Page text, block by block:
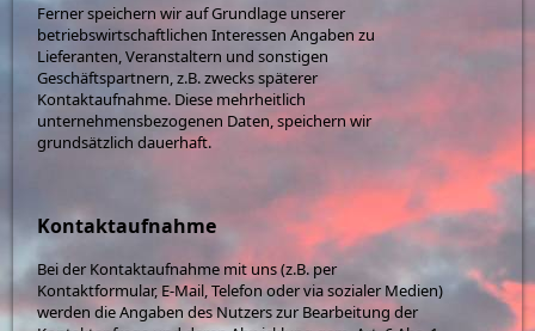
Ferner speichern wir auf Grundlage unserer
betriebswirtschaftlichen Interessen Angaben zu
Lieferanten, Veranstaltern und sonstigen
Geschäftspartnern, z.B. zwecks späterer
Kontaktaufnahme. Diese mehrheitlich
unternehmensbezogenen Daten, speichern wir
grundsätzlich dauerhaft.
Kontaktaufnahme
Bei der Kontaktaufnahme mit uns (z.B. per
Kontaktformular, E-Mail, Telefon oder via sozialer Medien)
werden die Angaben des Nutzers zur Bearbeitung der